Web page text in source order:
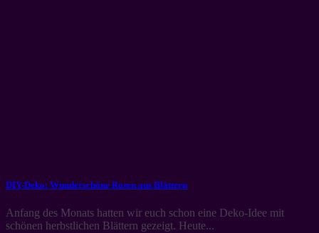
DIY-Deko: Wunderschöne Rosen aus Blättern
Anfang des Monats hatten wir euch schon eine Deko-Idee mit
schönen herbstlichen Blättern gezeigt. Heute...